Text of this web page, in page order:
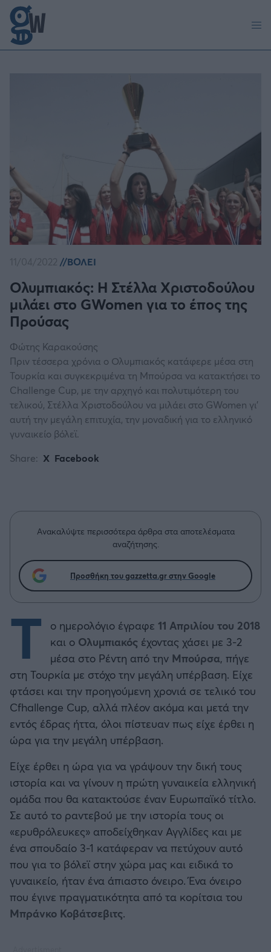
Παράκαμψη προς το κυρίως περιεχόμενο
ΒΟΛΕΙ
Ολυμπιακός: Η Στέλλα Χριστοδούλου
μιλάει στο GWomen για το έπος της
Προύσας
Φώτης Καρακούσης
Πριν τέσσερα χρόνια ο Ολυμπιακός κατάφερε μέσα στη
Τουρκία και συγκεκριμένα τη Μπούρσα να κατακτήσει το
Challenge Cup, με την αρχηγό και πολυτιμότερη του
τελικού, Στέλλα Χριστοδούλου να μιλάει στο GWomen γι'
αυτή την μεγάλη επιτυχία, την μοναδική για το ελληνικό
γυναικείο βόλεϊ.
Share: X Facebook
Ανακαλύψτε περισσότερα άρθρα στα αποτελέσματα
αναζήτησης.
Προσθήκη του gazzetta.gr στην Google
Τ ο ημερολόγιο έγραφε 11 Απριλίου του 2018
και ο Ολυμπιακός έχοντας χάσει με 3-2
μέσα στο Ρέντη από την Μπούρσα, πήγε
στη Τουρκία με στόχο την μεγάλη υπέρβαση. Είχε
φτάσει και την προηγούμενη χρονιά σε τελικό του
Cfhallenge Cup, αλλά πλέον ακόμα και μετά την
εντός έδρας ήττα, όλοι πίστευαν πως είχε έρθει η
ώρα για την μεγάλη υπέρβαση.
Είχε έρθει η ώρα για να γράψουν την δική τους
ιστορία και να γίνουν η πρώτη γυναικεία ελληνική
ομάδα που θα κατακτούσε έναν Ευρωπαϊκό τίτλο.
Σε αυτό το ραντεβού με την ιστορία τους οι
«ερυθρόλευκες» αποδείχθηκαν Αγγλίδες και με
ένα σπουδαίο 3-1 κατάφεραν να πετύχουν αυτό
που για το βόλεϊ στην χώρα μας και ειδικά το
γυναικείο, ήταν ένα άπιαστο όνειρο. Ένα όνειρο
που έγινε πραγματικότητα από τα κορίτσια του
Μπράνκο Κοβάτσεβιτς.